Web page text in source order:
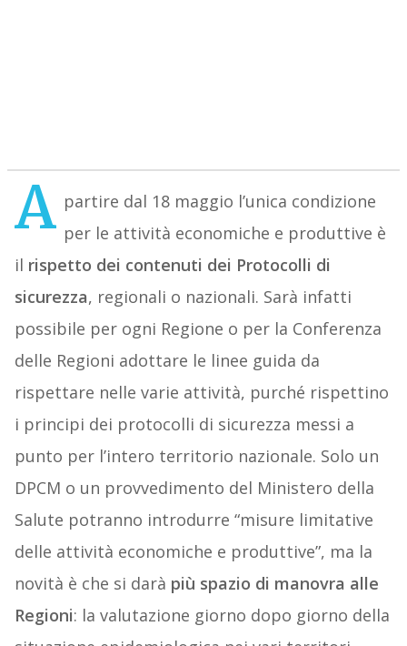
A partire dal 18 maggio l’unica condizione
per le attività economiche e produttive è
il rispetto dei contenuti dei Protocolli di
sicurezza, regionali o nazionali. Sarà infatti
possibile per ogni Regione o per la Conferenza
delle Regioni adottare le linee guida da
rispettare nelle varie attività, purché rispettino
i principi dei protocolli di sicurezza messi a
punto per l’intero territorio nazionale. Solo un
DPCM o un provvedimento del Ministero della
Salute potranno introdurre “misure limitative
delle attività economiche e produttive”, ma la
novità è che si darà più spazio di manovra alle
Regioni: la valutazione giorno dopo giorno della